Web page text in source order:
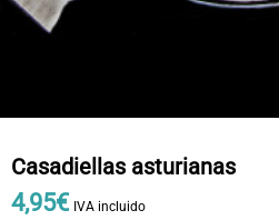
Casadiellas asturianas
4,95€ IVA incluido